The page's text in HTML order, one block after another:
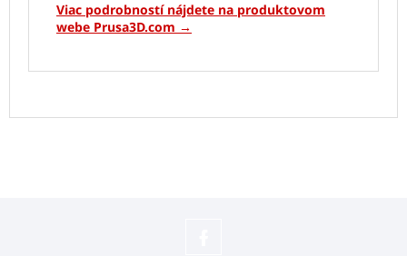
Viac podrobností nájdete na produktovom
webe Prusa3D.com →